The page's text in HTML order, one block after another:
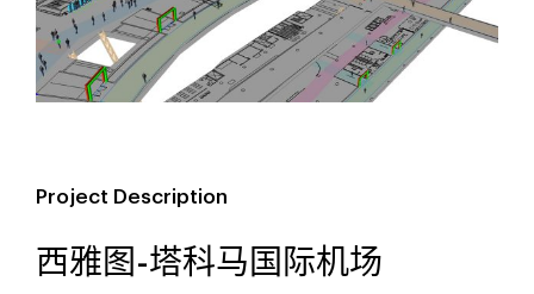
Project Description
西雅图-塔科马国际机场